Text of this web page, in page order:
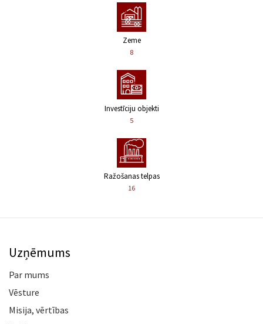
Zeme
8
Investīciju objekti
5
Ražošanas telpas
16
Uzņēmums
Par mums
Vēsture
Misija, vērtības